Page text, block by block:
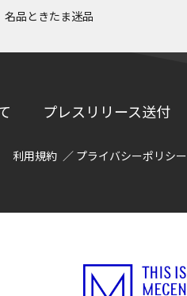
品ときたま迷品
プレスリリース送付
利用規約 プライバシーポリシー